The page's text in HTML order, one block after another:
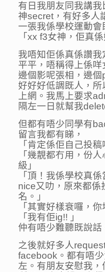
有日我朋友同我講
神secret，有好多人
一張我係學校運動會
「xx f3女神，佢真
我唔知佢係真係讚
平平，唔稱得上係
邊個影呢張相，邊
好好好低調既人，
上網。我馬上要求
隔左一日就幫我
但都有唔少同學有
留言我都有睇，
「肯定係佢自己投
「幾靚都冇用，份
級」
「頂！我係學校真
nice又叻，原來都係
名。」
「其實好樣衰囉，你
「我有佢ig!! 」
仲有唔少難聽既說話
之後就好多人
facebook。都有唔
左。有朋友安慰我